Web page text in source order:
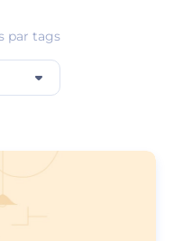
par tags